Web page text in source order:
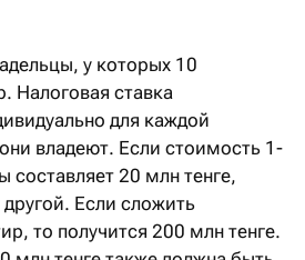
у которых 10
Налоговая ставка
для каждой
владеют. Если стоимость 1-
составляет 20 млн тенге,
другой. Если сложить
то получится 200 млн тенге.